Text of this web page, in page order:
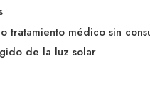
tratamiento médico sin
de la luz solar